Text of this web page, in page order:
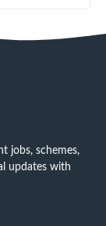
jobs, schemes,
updates with